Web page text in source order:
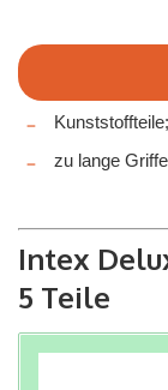
Kunststoffteile;
zu lange
Intex
5 Teile